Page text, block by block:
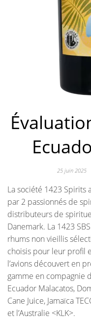
25 juin 2025
La société 1423 Spirits
par 2 passionnés de
distributeurs de
Danemark. La 1423
rhums non vieillis
choisis pour leur profil
l’avions découvert en
gamme en compagnie
Ecuador Malacatos,
Cane Juice, Jamaïca
et l’Australie <KLK>.